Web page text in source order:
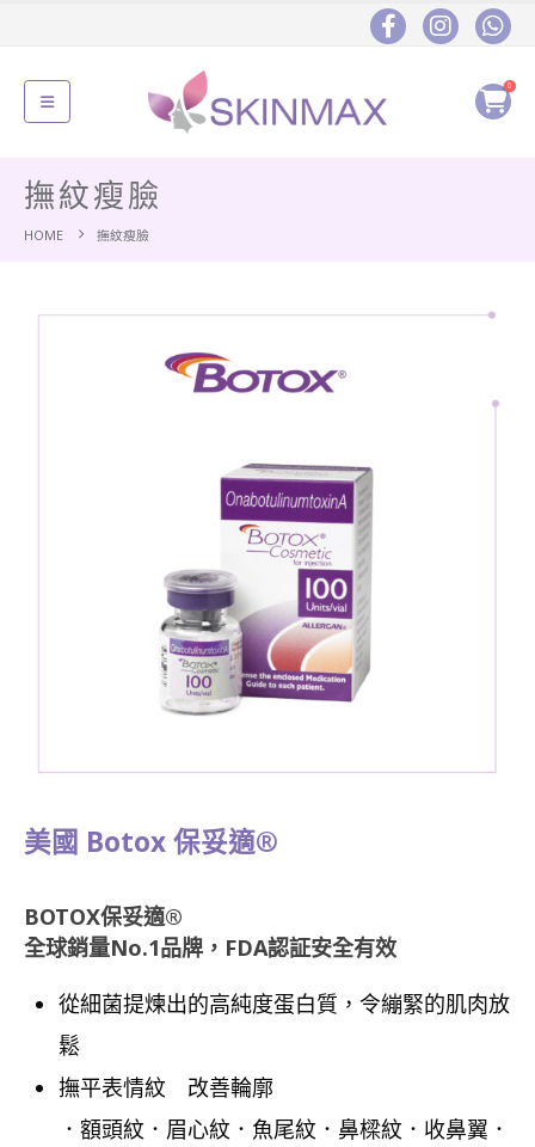
0
撫紋瘦臉
HOME 撫紋瘦臉
美國 Botox 保妥適®
BOTOX保妥適®
全球銷量No.1品牌，FDA認証安全有效
從細菌提煉出的高純度蛋白質，令繃緊的肌肉放
鬆
撫平表情紋 改善輪廓
．額頭紋．眉心紋．魚尾紋．鼻樑紋．收鼻翼．